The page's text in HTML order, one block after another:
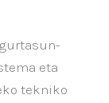
eta
tekniko